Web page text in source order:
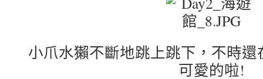
小爪水獺不斷地跳上跳下，不時
可愛的啦!